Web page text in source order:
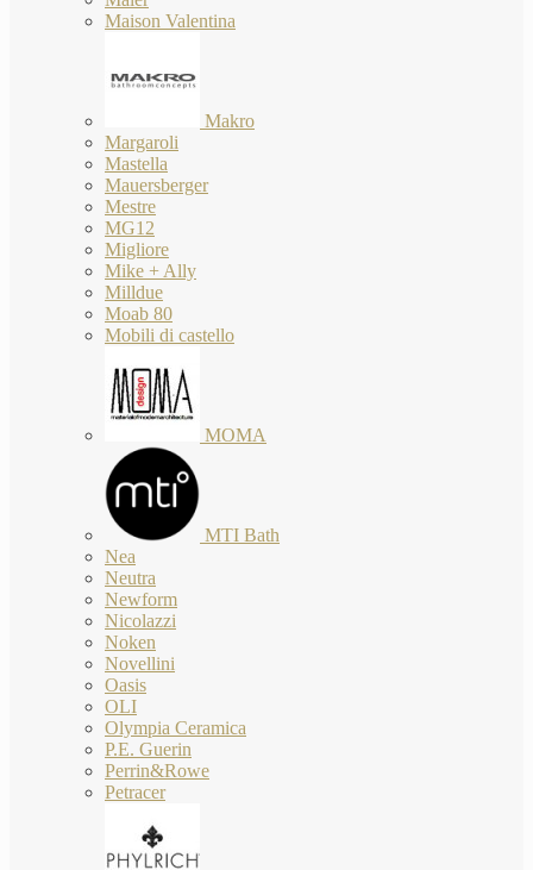
Maison Valentina
Makro
Margaroli
Mastella
Mauersberger
Mestre
MG12
Migliore
Mike + Ally
Milldue
Moab 80
Mobili di castello
MOMA
MTI Bath
Nea
Neutra
Newform
Nicolazzi
Noken
Novellini
Oasis
OLI
Olympia Ceramica
P.E. Guerin
Perrin&Rowe
Petracer